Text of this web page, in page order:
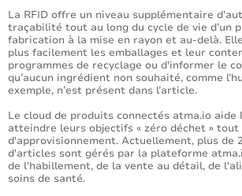
La RFID offre un niveau supplémentaire
traçabilité tout au long du cycle de vie d’un
fabrication à la mise en rayon et au-delà.
plus facilement les emballages et leur
programmes de recyclage ou d'informer le
qu’aucun ingrédient non souhaité, comme
exemple, n’est présent dans l’article.
Le cloud de produits connectés atma.io aide
atteindre leurs objectifs « zéro déchet » tout
d'approvisionnement. Actuellement, plus de
d'articles sont gérés par la plateforme
de l'habillement, de la vente au détail, de
soins de santé.